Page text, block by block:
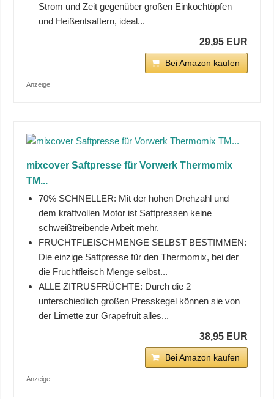
Strom und Zeit gegenüber großen Einkochtöpfen
und Heißentsaftern, ideal...
29,95 EUR
Bei Amazon kaufen
Anzeige
mixcover Saftpresse für Vorwerk Thermomix
TM...
70% SCHNELLER: Mit der hohen Drehzahl und
dem kraftvollen Motor ist Saftpressen keine
schweißtreibende Arbeit mehr.
FRUCHTFLEISCHMENGE SELBST BESTIMMEN:
Die einzige Saftpresse für den Thermomix, bei der
die Fruchtfleisch Menge selbst...
ALLE ZITRUSFRÜCHTE: Durch die 2
unterschiedlich großen Presskegel können sie von
der Limette zur Grapefruit alles...
38,95 EUR
Bei Amazon kaufen
Anzeige